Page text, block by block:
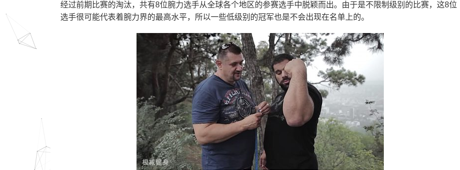
经过前期比赛的淘汰，共有8位腕力选手从全球各个地区的参赛选手中脱颖而出。由于是不限制级别的比赛，这8位
选手很可能代表着腕力界的最高水平，所以一些低级别的冠军也是不会出现在名单上的。